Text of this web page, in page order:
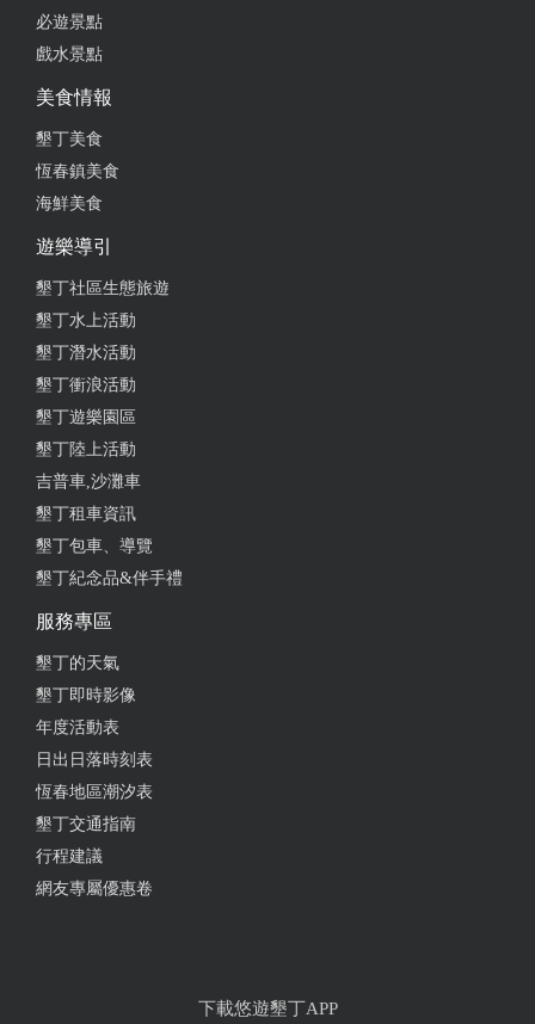
必遊景點
戲水景點
美食情報
墾丁美食
恆春鎮美食
海鮮美食
遊樂導引
墾丁社區生態旅遊
墾丁水上活動
墾丁潛水活動
墾丁衝浪活動
墾丁遊樂園區
墾丁陸上活動
吉普車,沙灘車
墾丁租車資訊
墾丁包車、導覽
墾丁紀念品&伴手禮
服務專區
墾丁的天氣
墾丁即時影像
年度活動表
日出日落時刻表
恆春地區潮汐表
墾丁交通指南
行程建議
網友專屬優惠卷
下載悠遊墾丁APP